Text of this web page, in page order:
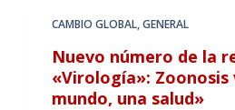
CAMBIO GLOBAL,GENERAL
Nuevo número de la
«Virología»: Zoonosis
mundo, una salud»